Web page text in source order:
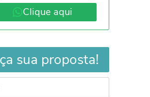
Clique aqui
sua proposta!